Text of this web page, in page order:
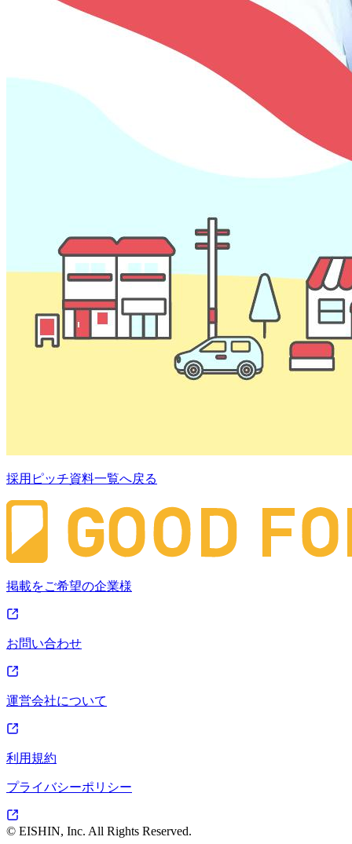
採用ピッチ資料一覧へ戻る
掲載をご希望の企業様
お問い合わせ
運営会社について
利用規約
プライバシーポリシー
© EISHIN, Inc. All Rights Reserved.